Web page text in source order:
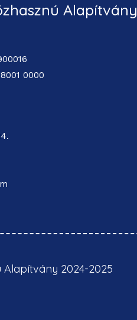
Alapítvány
0000
2024-2025